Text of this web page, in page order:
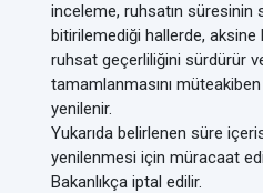
inceleme, ruhsatın
bitirilemediği hallerde, aksine
ruhsat geçerliliğini sürdürür
tamamlanmasını
yenilenir.
Yukarıda belirlenen süre
yenilenmesi için müracaat
Bakanlıkça iptal edilir.